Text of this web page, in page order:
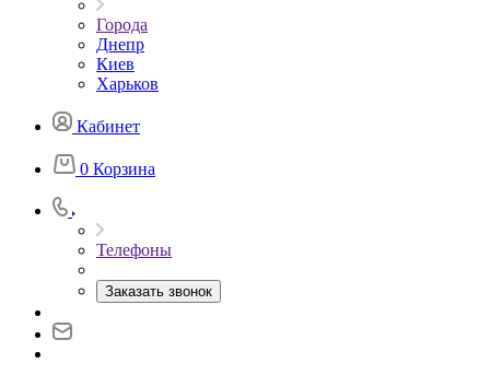
Города
Днепр
Киев
Харьков
Кабинет
0 Корзина
Телефоны
Заказать звонок